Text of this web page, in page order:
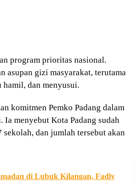
program prioritas nasional.
asupan gizi masyarakat, terutama
dan menyusui.
komitmen Pemko Padang dalam
menyebut Kota Padang sudah
dan jumlah tersebut akan
di Lubuk Kilangan, Fadly